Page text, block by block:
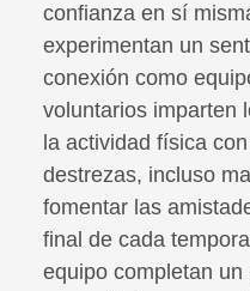
confianza en sí
experimentan un
conexión como
voluntarios imparten
la actividad física
destrezas, incluso
fomentar las
final de cada
equipo completan